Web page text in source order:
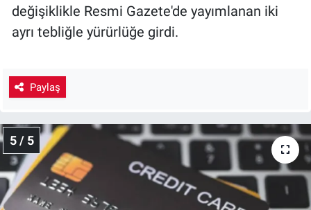
değişiklikle Resmi Gazete'de yayımlanan iki
ayrı tebliğle yürürlüğe girdi.
Paylaş
5 / 5